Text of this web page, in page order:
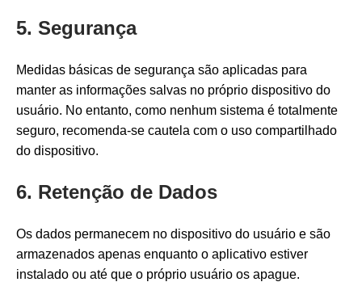
5. Segurança
Medidas básicas de segurança são aplicadas para
manter as informações salvas no próprio dispositivo do
usuário. No entanto, como nenhum sistema é totalmente
seguro, recomenda-se cautela com o uso compartilhado
do dispositivo.
6. Retenção de Dados
Os dados permanecem no dispositivo do usuário e são
armazenados apenas enquanto o aplicativo estiver
instalado ou até que o próprio usuário os apague.